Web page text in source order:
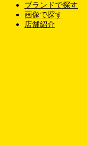
ブランドで探す
画像で探す
店舗紹介